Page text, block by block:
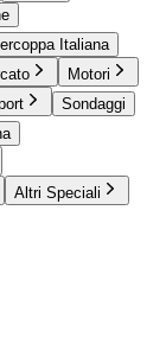
Italiana
Motori
Sondaggi
Altri Speciali